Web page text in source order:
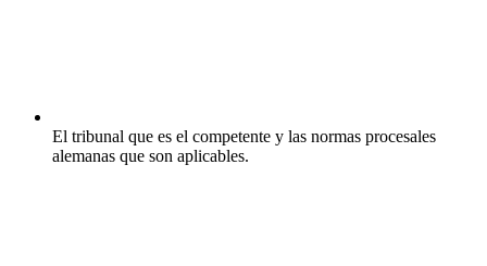
El tribunal que es el competente y las normas procesales
alemanas que son aplicables.